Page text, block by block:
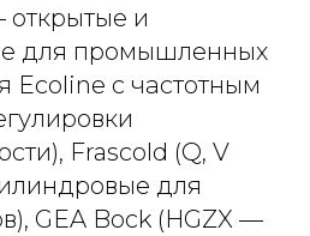
открытые и
для промышленных
Ecoline с частотным
Frascold (Q, V
для
GEA Bock (HGZX —